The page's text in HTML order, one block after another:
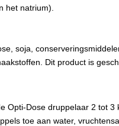
het natrium).
soja,
Dit product is
Opti-Dose druppelaar 2 tot 3
toe aan water,